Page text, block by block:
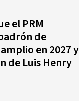
el PRM
de
en 2027 y
de Luis Henry